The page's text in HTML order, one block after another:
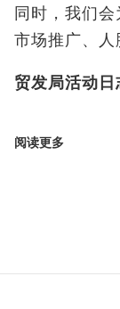
同时，我们
市场推广、人
贸发局活动日
阅读更多